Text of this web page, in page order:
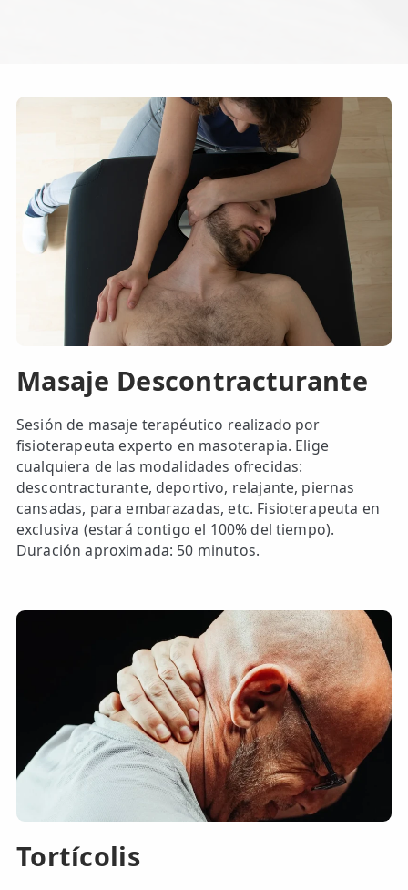
Masaje Descontracturante
Sesión de masaje terapéutico realizado por
fisioterapeuta experto en masoterapia. Elige
cualquiera de las modalidades ofrecidas:
descontracturante, deportivo, relajante, piernas
cansadas, para embarazadas, etc. Fisioterapeuta en
exclusiva (estará contigo el 100% del tiempo).
Duración aproximada: 50 minutos.
Tortícolis